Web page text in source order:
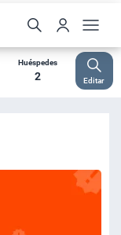
Huéspedes
2 Editar